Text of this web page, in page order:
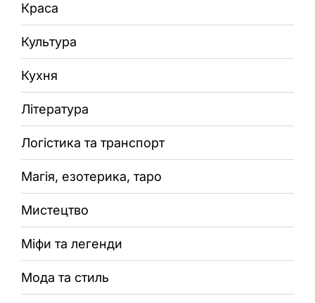
Краса
Культура
Кухня
Література
Логістика та транспорт
Магія, езотерика, таро
Мистецтво
Міфи та легенди
Мода та стиль